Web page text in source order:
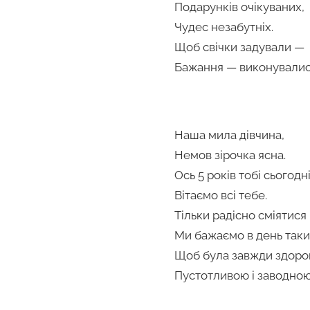
Подарунків очікуваних,
Чудес незабутніх.
Щоб свічки задували —
Бажання —
Наша мила дівчина,
Немов зірочка ясна.
Ось 5 років тобі
Вітаємо всі тебе.
Тільки радісно сміятися
Ми бажаємо в день
Щоб була завжди
Пустотливою і